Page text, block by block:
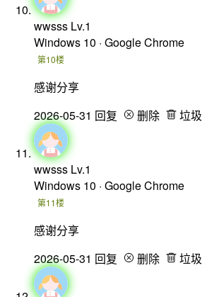
wwsss Lv.1
Windows 10 · Google Chrome
第10楼
感谢分享
2026-05-31 回复 删除 垃圾
wwsss Lv.1
Windows 10 · Google Chrome
第11楼
感谢分享
2026-05-31 回复 删除 垃圾